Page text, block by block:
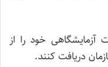
خود را از
دریافت کنند.